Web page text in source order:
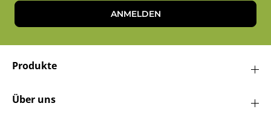
ANMELDEN
Produkte
Über uns